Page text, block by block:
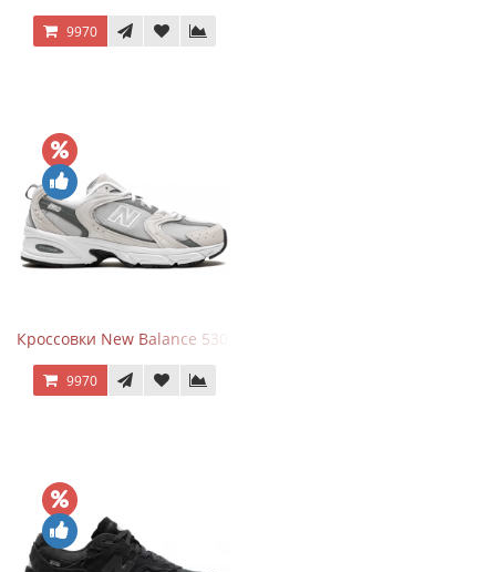
9970
Кроссовки New Balance 530 Grey Matter Harbor Grey
9970